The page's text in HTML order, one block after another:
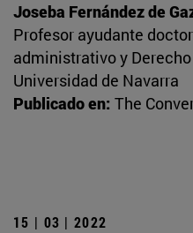
Joseba Fernández de
Profesor ayudante
administrativo y
Universidad de Navarra
Publicado en: The
15 | 03 | 2022